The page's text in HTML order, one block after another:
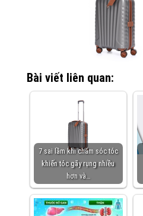
Bài viết liên quan:
7 sai lầm khi chăm sóc tóc
khiến tóc gãy rụng nhiều
hơn và…